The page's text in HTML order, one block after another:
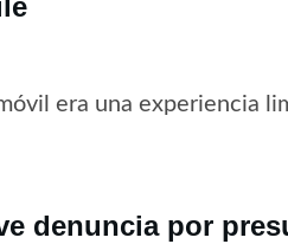
era una experiencia
denuncia por